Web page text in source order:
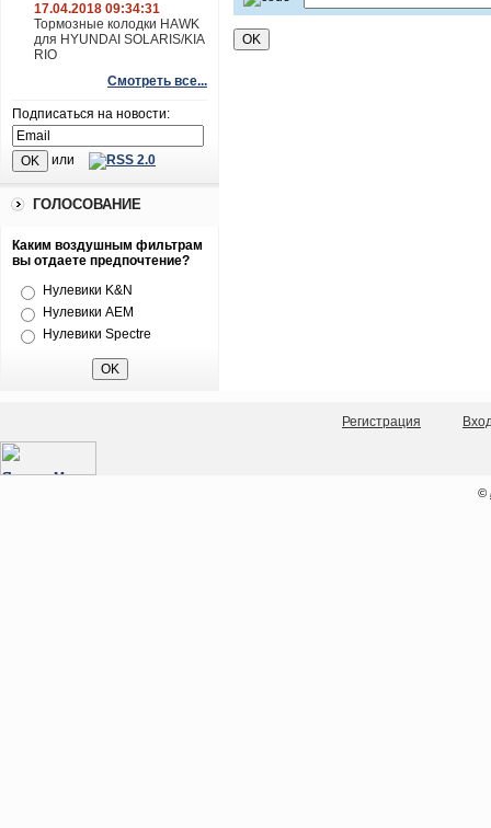
17.04.2018 09:34:31
Тормозные колодки HAWK
для HYUNDAI SOLARIS/KIA
RIO
Смотреть все...
Подписаться на новости:
или
ГОЛОСОВАНИЕ
Каким воздушным фильтрам
вы отдаете предпочтение?
Нулевики K&N
Нулевики AEM
Нулевики Spectre
Регистрация
©